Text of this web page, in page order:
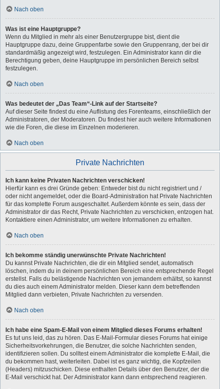
Nach oben
Was ist eine Hauptgruppe?
Wenn du Mitglied in mehr als einer Benutzergruppe bist, dient die
Hauptgruppe dazu, deine Gruppenfarbe sowie den Gruppenrang, der bei dir
standardmäßig angezeigt wird, festzulegen. Ein Administrator kann dir die
Berechtigung geben, deine Hauptgruppe im persönlichen Bereich selbst
festzulegen.
Nach oben
Was bedeutet der „Das Team“-Link auf der Startseite?
Auf dieser Seite findest du eine Auflistung des Forenteams, einschließlich der
Administratoren, der Moderatoren. Du findest hier auch weitere Informationen
wie die Foren, die diese im Einzelnen moderieren.
Nach oben
Private Nachrichten
Ich kann keine Privaten Nachrichten verschicken!
Hierfür kann es drei Gründe geben: Entweder bist du nicht registriert und /
oder nicht angemeldet, oder die Board-Administration hat Private Nachrichten
für das komplette Forum ausgeschaltet. Außerdem könnte es sein, dass der
Administrator dir das Recht, Private Nachrichten zu verschicken, entzogen hat.
Kontaktiere einen Administrator, um weitere Informationen zu erhalten.
Nach oben
Ich bekomme ständig unerwünschte Private Nachrichten!
Du kannst Private Nachrichten, die dir ein Mitglied sendet, automatisch
löschen, indem du in deinem persönlichen Bereich eine entsprechende Regel
erstellst. Falls du belästigende Nachrichten von jemandem erhältst, so kannst
du dies auch einem Administrator melden. Dieser kann dem betreffenden
Mitglied dann verbieten, Private Nachrichten zu versenden.
Nach oben
Ich habe eine Spam-E-Mail von einem Mitglied dieses Forums erhalten!
Es tut uns leid, das zu hören. Das E-Mail-Formular dieses Forums hat einige
Sicherheitsvorkehrungen, die Benutzer, die solche Nachrichten senden,
identifizieren sollen. Du solltest einem Administrator die komplette E-Mail, die
du bekommen hast, weiterleiten. Dabei ist es ganz wichtig, die Kopfzeilen
(Headers) mitzuschicken. Diese enthalten Details über den Benutzer, der die
E-Mail verschickt hat. Der Administrator kann dann entsprechend reagieren.